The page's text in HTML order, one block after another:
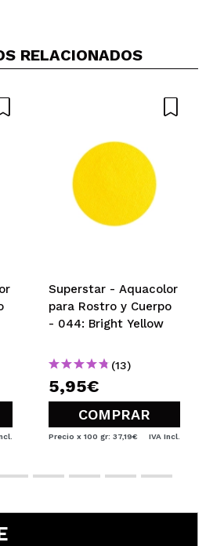
RELACIONADOS
Superstar - Aquacolor
para Rostro y Cuerpo
- 044: Bright Yellow
(13)
5,95€
COMPRAR
Precio x 100 gr: 37,19€ IVA Incl.